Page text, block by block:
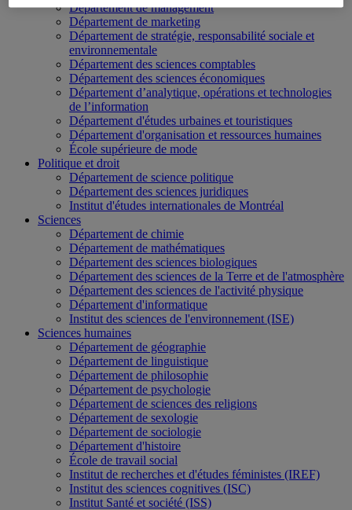
Département de management
Département de marketing
Département de stratégie, responsabilité sociale et
environnementale
Département des sciences comptables
Département des sciences économiques
Département d’analytique, opérations et technologies
de l’information
Département d'études urbaines et touristiques
Département d'organisation et ressources humaines
École supérieure de mode
Politique et droit
Département de science politique
Département des sciences juridiques
Institut d'études internationales de Montréal
Sciences
Département de chimie
Département de mathématiques
Département des sciences biologiques
Département des sciences de la Terre et de l'atmosphère
Département des sciences de l'activité physique
Département d'informatique
Institut des sciences de l'environnement (ISE)
Sciences humaines
Département de géographie
Département de linguistique
Département de philosophie
Département de psychologie
Département de sciences des religions
Département de sexologie
Département de sociologie
Département d'histoire
École de travail social
Institut de recherches et d'études féministes (IREF)
Institut des sciences cognitives (ISC)
Institut Santé et société (ISS)